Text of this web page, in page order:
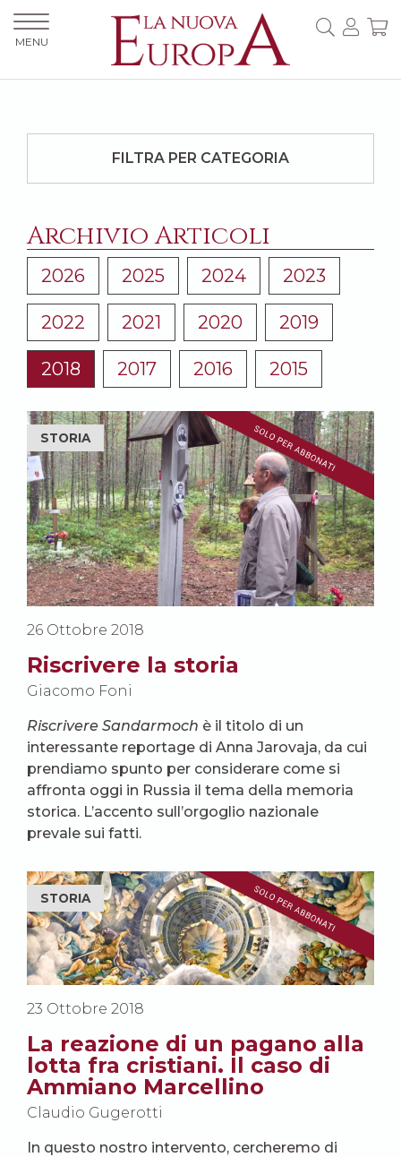
FILTRA PER CATEGORIA
Archivio Articoli
2026 2025 2024 2023
2022 2021 2020 2019
2018 2017 2016 2015
STORIA
26 Ottobre 2018
Riscrivere la storia
Giacomo Foni
Riscrivere Sandarmoch è il titolo di un
interessante reportage di Anna Jarovaja, da cui
prendiamo spunto per considerare come si
affronta oggi in Russia il tema della memoria
storica. L’accento sull’orgoglio nazionale
prevale sui fatti.
STORIA
23 Ottobre 2018
La reazione di un pagano alla
lotta fra cristiani. Il caso di
Ammiano Marcellino
Claudio Gugerotti
In questo nostro intervento, cercheremo di
MENU